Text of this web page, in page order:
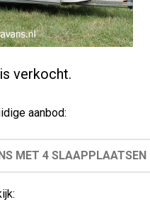
verkocht.
aanbod:
MET 4 SLAAPPLAATSEN